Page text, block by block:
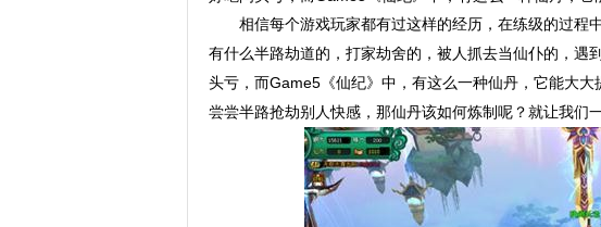
相信每个游戏玩家都有过这样的经历，在练级的过程
有什么半路劫道的，打家劫舍的，被人抓去当仙仆的，遇
头亏，而Game5《仙纪》中，有这么一种仙丹，它能大
尝尝半路抢劫别人快感，那仙丹该如何炼制呢？就让我们